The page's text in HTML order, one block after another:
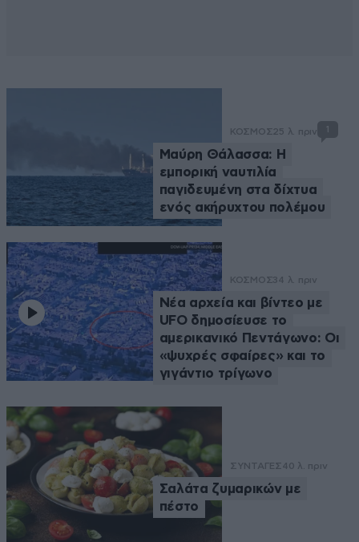
ΚΟΣΜΟΣ25 λ. πριν 1
Μαύρη Θάλασσα: Η
εμπορική ναυτιλία
παγιδευμένη στα δίχτυα
ενός ακήρυχτου πολέμου
ΚΟΣΜΟΣ34 λ. πριν
Νέα αρχεία και βίντεο με
UFO δημοσίευσε το
αμερικανικό Πεντάγωνο: Οι
«ψυχρές σφαίρες» και το
γιγάντιο τρίγωνο
ΣΥΝΤΑΓΕΣ40 λ. πριν
Σαλάτα ζυμαρικών με
πέστο